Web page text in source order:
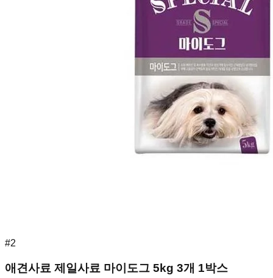
#2
애견사료 제일사료 마이도그 5kg 3개 1박스